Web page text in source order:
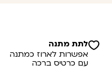
לתת מתנה
אפשרות לארוז כמתנה
עם כרטיס ברכה